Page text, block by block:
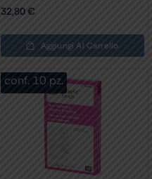
32,80€
Aggiungi Al Carrello
conf. 10 pz.